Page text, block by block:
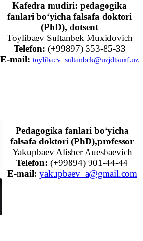
Kafedra mudiri: pedagogika
fanlari bo‘yicha falsafa doktori
(PhD), dotsent
Toylibaev Sultanbek Muxidovich
Telefon: (+99897) 353-85-33
E-mail: toylibaev_sultanbek@uzjdtsunf.uz
Pedagogika fanlari bo‘yicha
falsafa doktori (PhD),professor
Yakupbaev Alisher Auesbaevich
Telefon: (+99894) 901-44-44
E-mail: yakupbaev_a@gmail.com